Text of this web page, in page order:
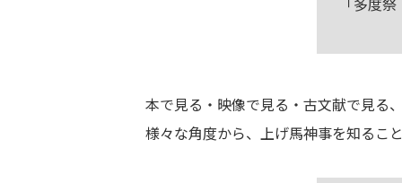
本で見る・映像で見る・古文献で見る
様々な角度から、上げ馬神事を知るこ